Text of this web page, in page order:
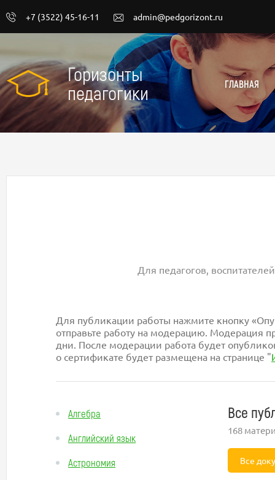
+7 (3522) 45-16-11 admin@pedgorizont.ru
Горизонты
педагогики
ГЛАВНАЯ
Для педагогов,
Для публикации работы нажмите кнопку
отправьте работу на модерацию. Модерация
дни. После модерации работа будет
о сертификате будет размещена на странице "
Алгебра
Английский язык
Астрономия
Все
168
Все